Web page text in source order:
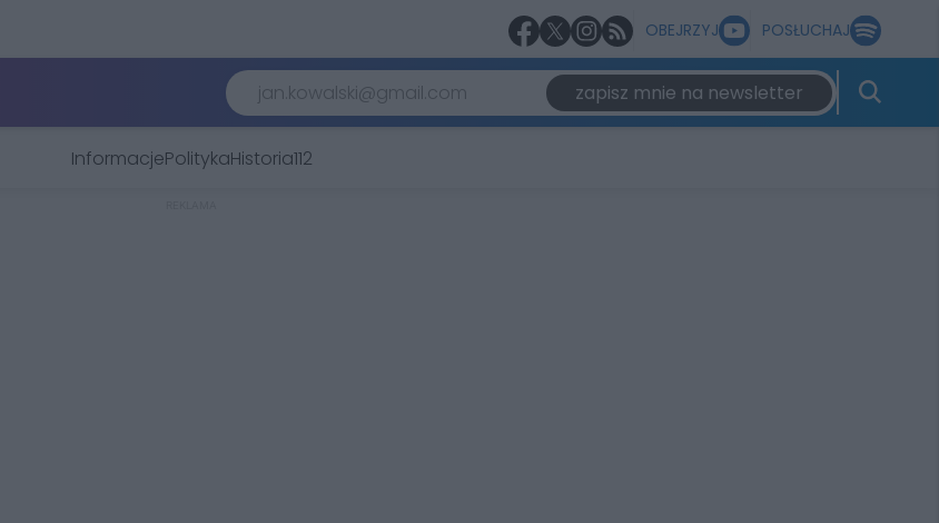
OBEJRZYJ POSŁUCHAJ
zapisz mnie na newsletter
InformacjePolitykaHistoria112